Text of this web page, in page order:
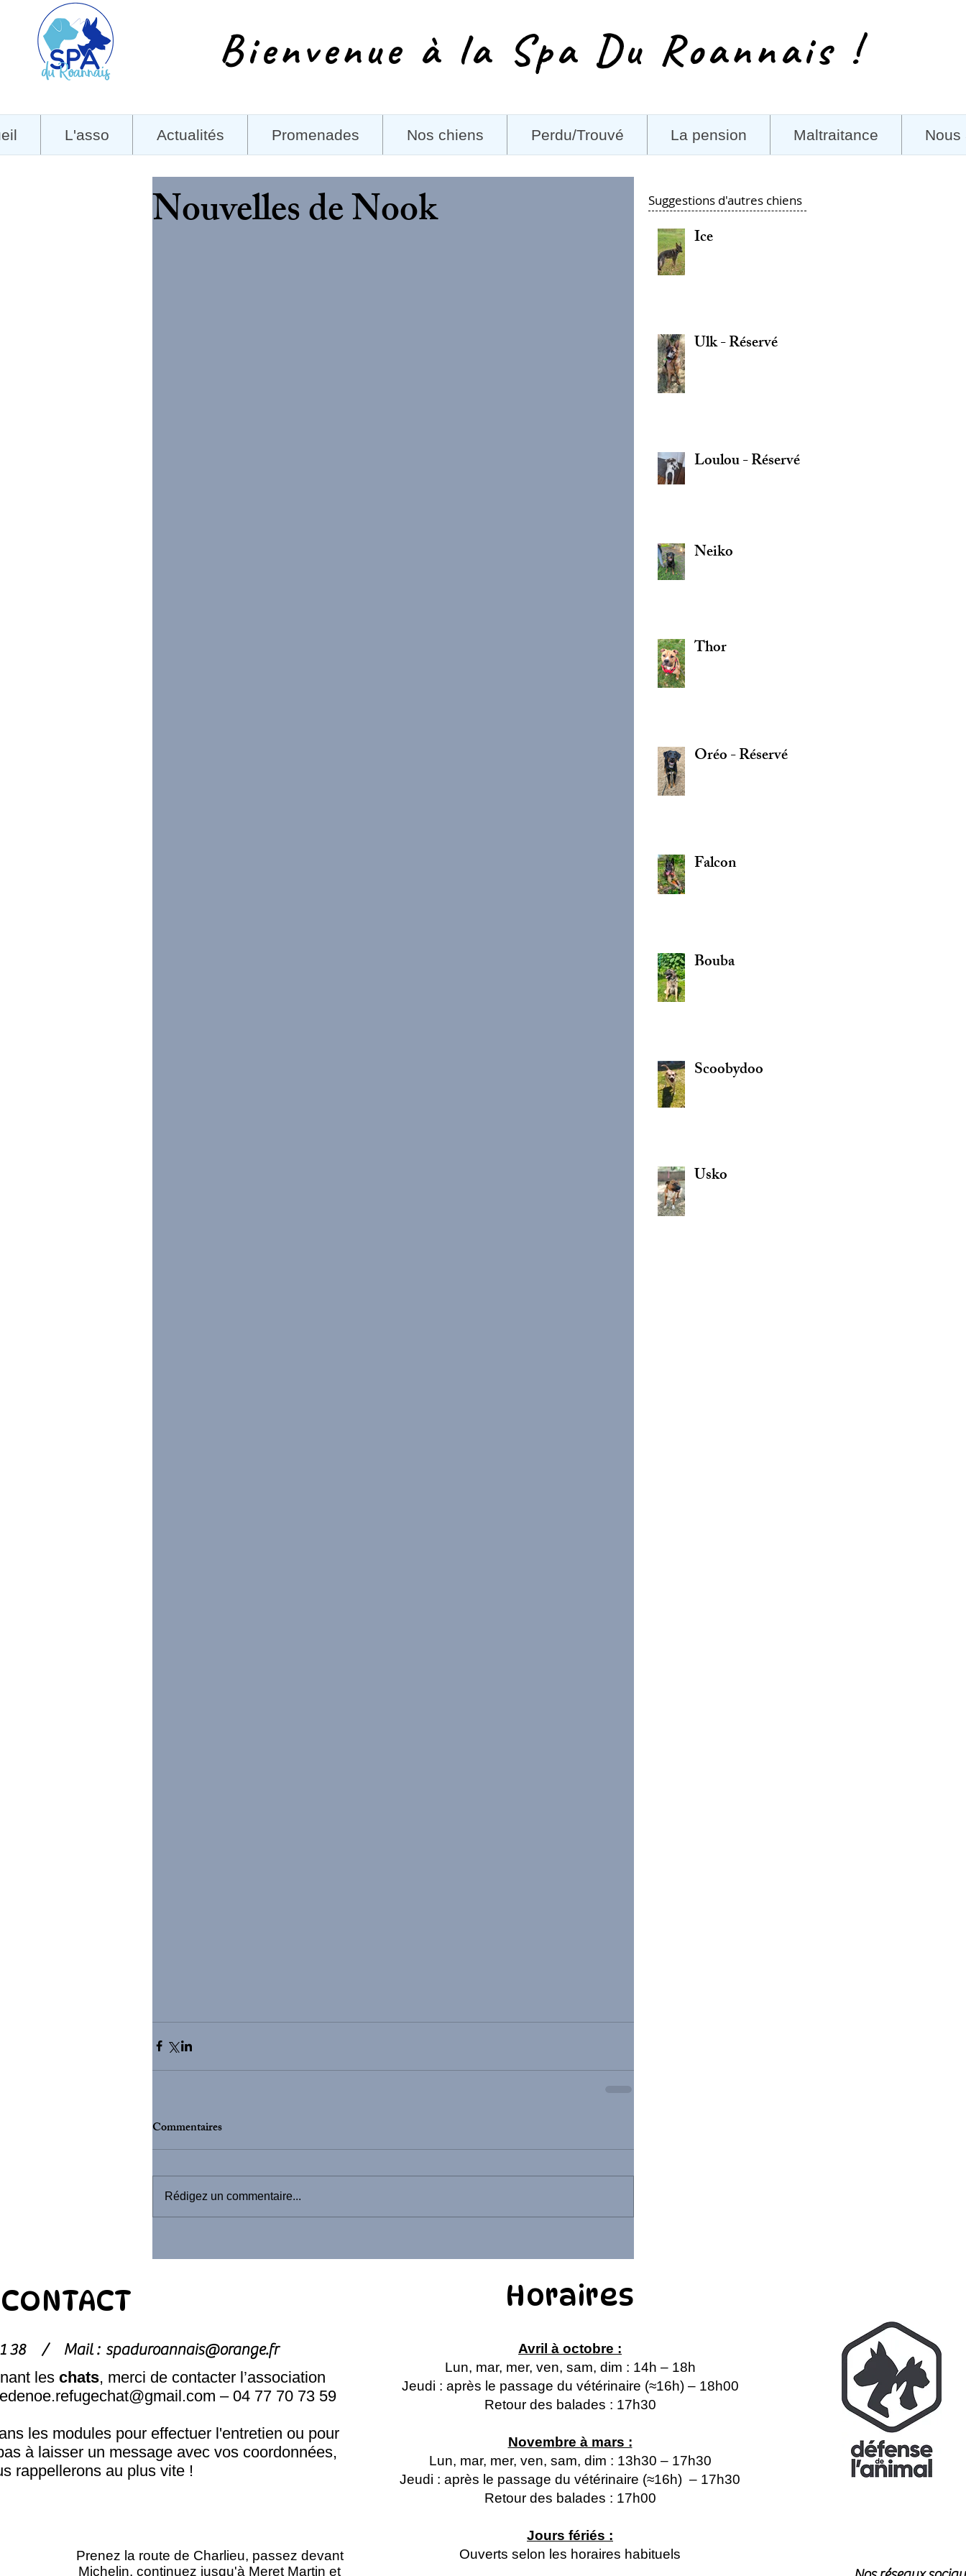
Bienvenue à la Spa Du Roannais !
L'asso Actualités Promenades Nos chiens Perdu/Trouvé La pension Maltraitance Nous
Nouvelles de Nook
Commentaires
Rédigez un commentaire...
Suggestions d'autres chiens
Ice
Ulk - Réservé
Loulou - Réservé
Neiko
Thor
Oréo - Réservé
Falcon
Bouba
Scoobydoo
Usko
CONTACT
81 38 / Mail : spaduroannais@orange.fr
les chats, merci de contacter l’association
– 04 77 70 73 59
les modules pour effectuer l'entretien ou pour
à laisser un message avec vos coordonnées,
rappellerons au plus vite !
Prenez la route de Charlieu, passez devant
Michelin, continuez jusqu'à Meret Martin et
Horaires
Avril à octobre :
Lun, mar, mer, ven, sam, dim : 14h – 18h
Jeudi : après le passage du vétérinaire (≈16h) – 18h00
Retour des balades : 17h30
Novembre à mars :
Lun, mar, mer, ven, sam, dim : 13h30 – 17h30
Jeudi : après le passage du vétérinaire (≈16h) – 17h30
Retour des balades : 17h00
Jours fériés :
Ouverts selon les horaires habituels